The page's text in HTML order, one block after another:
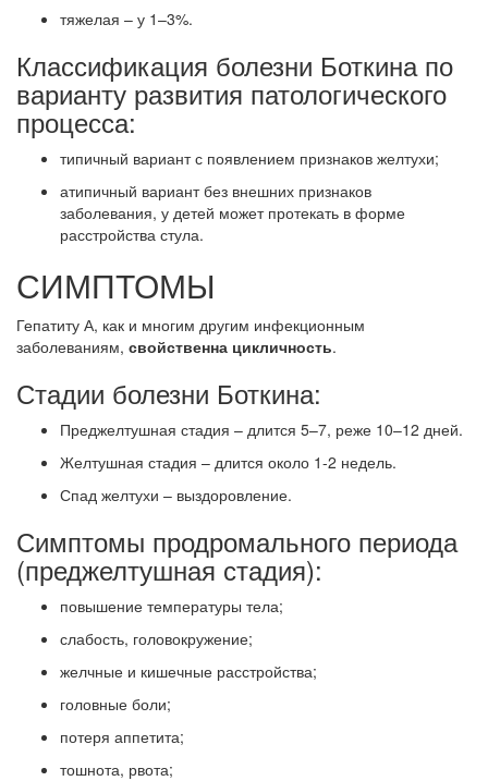
тяжелая – у 1–3%.
Классификация болезни Боткина по
варианту развития патологического
процесса:
типичный вариант с появлением признаков желтухи;
атипичный вариант без внешних признаков
заболевания, у детей может протекать в форме
расстройства стула.
СИМПТОМЫ
Гепатиту А, как и многим другим инфекционным
заболеваниям, свойственна цикличность.
Стадии болезни Боткина:
Преджелтушная стадия – длится 5–7, реже 10–12 дней.
Желтушная стадия – длится около 1-2 недель.
Спад желтухи – выздоровление.
Симптомы продромального периода
(преджелтушная стадия):
повышение температуры тела;
слабость, головокружение;
желчные и кишечные расстройства;
головные боли;
потеря аппетита;
тошнота, рвота;